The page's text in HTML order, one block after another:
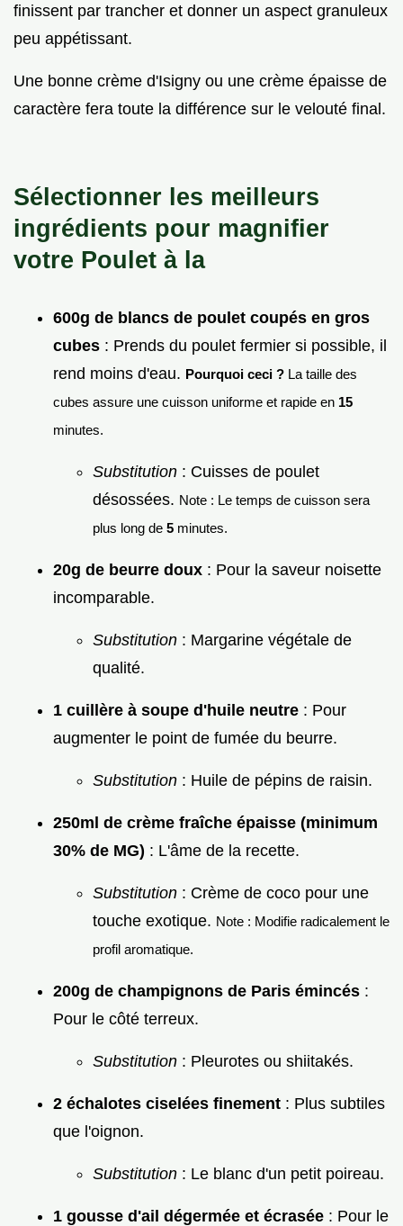
finissent par trancher et donner un aspect granuleux
peu appétissant.
Une bonne crème d'Isigny ou une crème épaisse de
caractère fera toute la différence sur le velouté final.
Sélectionner les meilleurs
ingrédients pour magnifier
votre Poulet à la
600g de blancs de poulet coupés en gros
cubes : Prends du poulet fermier si possible, il
rend moins d'eau. Pourquoi ceci ? La taille des
cubes assure une cuisson uniforme et rapide en 15
minutes.
Substitution : Cuisses de poulet
désossées. Note : Le temps de cuisson sera
plus long de 5 minutes.
20g de beurre doux : Pour la saveur noisette
incomparable.
Substitution : Margarine végétale de
qualité.
1 cuillère à soupe d'huile neutre : Pour
augmenter le point de fumée du beurre.
Substitution : Huile de pépins de raisin.
250ml de crème fraîche épaisse (minimum
30% de MG) : L'âme de la recette.
Substitution : Crème de coco pour une
touche exotique. Note : Modifie radicalement le
profil aromatique.
200g de champignons de Paris émincés :
Pour le côté terreux.
Substitution : Pleurotes ou shiitakés.
2 échalotes ciselées finement : Plus subtiles
que l'oignon.
Substitution : Le blanc d'un petit poireau.
1 gousse d'ail dégermée et écrasée : Pour le